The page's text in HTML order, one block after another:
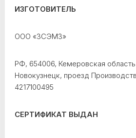
ИЗГОТОВИТЕЛЬ
ООО «ЗСЭМЗ»
РФ, 654006, Кемеровская область
Новокузнецк, проезд
4217100495
СЕРТИФИКАТ ВЫДАН